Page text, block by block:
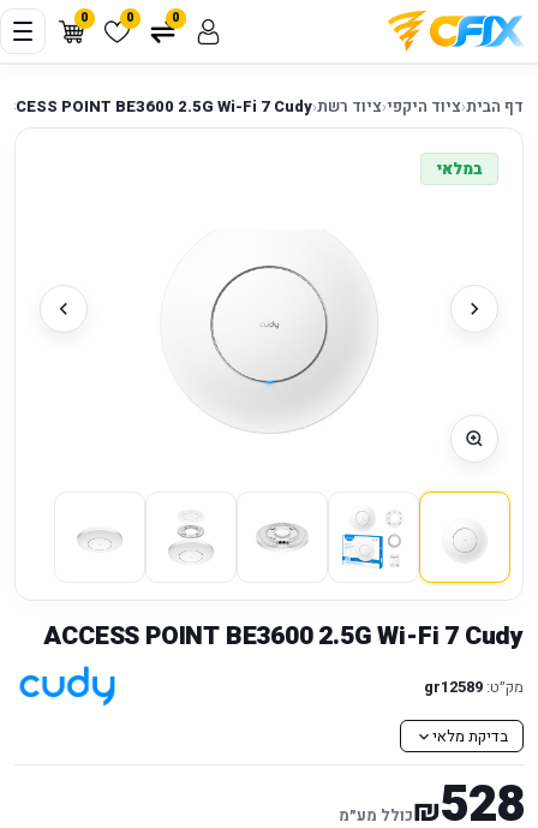
0 0 0
דף הבית‹ציוד היקפי‹ציוד רשת‹
POINT BE3600 2.5G Wi-Fi 7 Cudy
במלאי
ACCESS POINT BE3600 2.5G Wi-Fi 7 Cudy
מק״ט: gr12589
בדיקת מלאי
528
₪כולל מע״מ